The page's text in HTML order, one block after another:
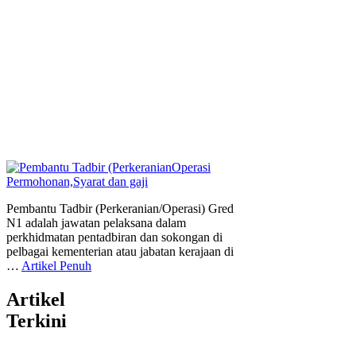
Pembantu Tadbir (Perkeranian/Operasi) Gred
N1 adalah jawatan pelaksana dalam
perkhidmatan pentadbiran dan sokongan di
pelbagai kementerian atau jabatan kerajaan di
… Artikel Penuh
Artikel
Terkini